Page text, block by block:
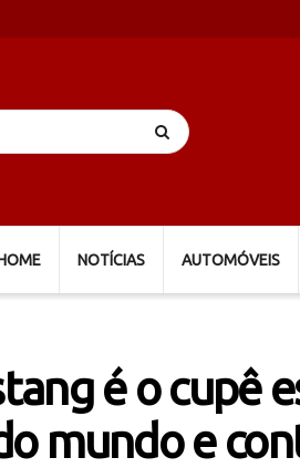
NOTÍCIAS AUTOMÓVEIS
é o cupê
mundo e